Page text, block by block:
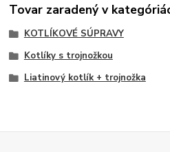
Tovar zaradený v
KOTLÍKOVÉ SÚPRAVY
Kotlíky s trojnožkou
Liatinový kotlík + trojnožka